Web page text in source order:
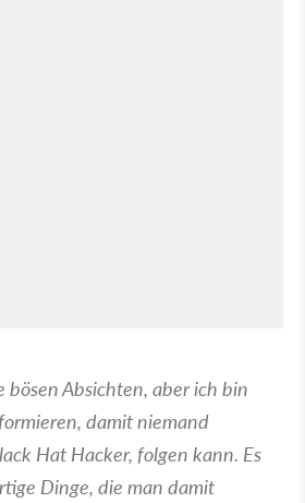
bösen Absichten, aber ich bin
damit niemand
Hat Hacker, folgen kann. Es
Dinge, die man damit